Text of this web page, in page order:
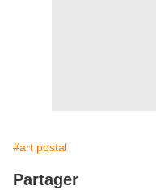
#art postal
Partager